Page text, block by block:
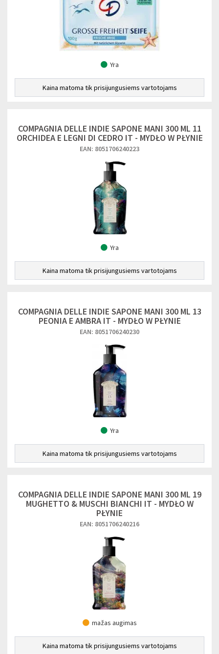
Yra
Kaina matoma tik prisijungusiems vartotojams
COMPAGNIA DELLE INDIE SAPONE MANI 300 ML 11
ORCHIDEA E LEGNI DI CEDRO IT - MYDŁO W PŁYNIE
EAN: 8051706240223
Yra
Kaina matoma tik prisijungusiems vartotojams
COMPAGNIA DELLE INDIE SAPONE MANI 300 ML 13
PEONIA E AMBRA IT - MYDŁO W PŁYNIE
EAN: 8051706240230
Yra
Kaina matoma tik prisijungusiems vartotojams
COMPAGNIA DELLE INDIE SAPONE MANI 300 ML 19
MUGHETTO & MUSCHI BIANCHI IT - MYDŁO W
PŁYNIE
EAN: 8051706240216
mažas augimas
Kaina matoma tik prisijungusiems vartotojams